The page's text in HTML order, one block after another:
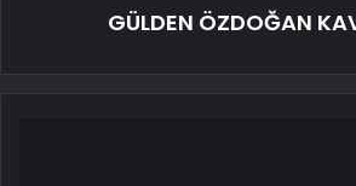
GÜLDEN ÖZDOĞAN